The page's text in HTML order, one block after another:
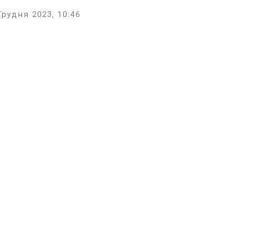
2023, 10:46